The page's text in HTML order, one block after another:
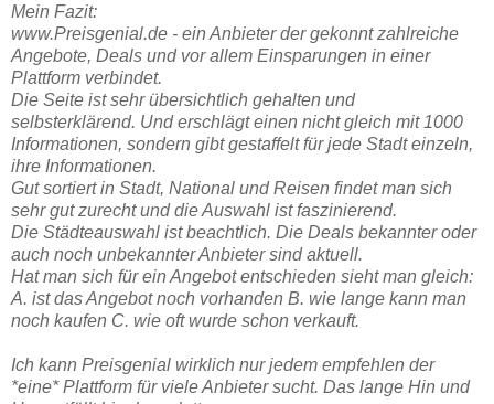
Mein Fazit:
www.Preisgenial.de - ein Anbieter der gekonnt zahlreiche
Angebote, Deals und vor allem Einsparungen in einer
Plattform verbindet.
Die Seite ist sehr übersichtlich gehalten und
selbsterklärend. Und erschlägt einen nicht gleich mit 1000
Informationen, sondern gibt gestaffelt für jede Stadt einzeln,
ihre Informationen.
Gut sortiert in Stadt, National und Reisen findet man sich
sehr gut zurecht und die Auswahl ist faszinierend.
Die Städteauswahl ist beachtlich. Die Deals bekannter oder
auch noch unbekannter Anbieter sind aktuell.
Hat man sich für ein Angebot entschieden sieht man gleich:
A. ist das Angebot noch vorhanden B. wie lange kann man
noch kaufen C. wie oft wurde schon verkauft.
Ich kann Preisgenial wirklich nur jedem empfehlen der
*eine* Plattform für viele Anbieter sucht. Das lange Hin und